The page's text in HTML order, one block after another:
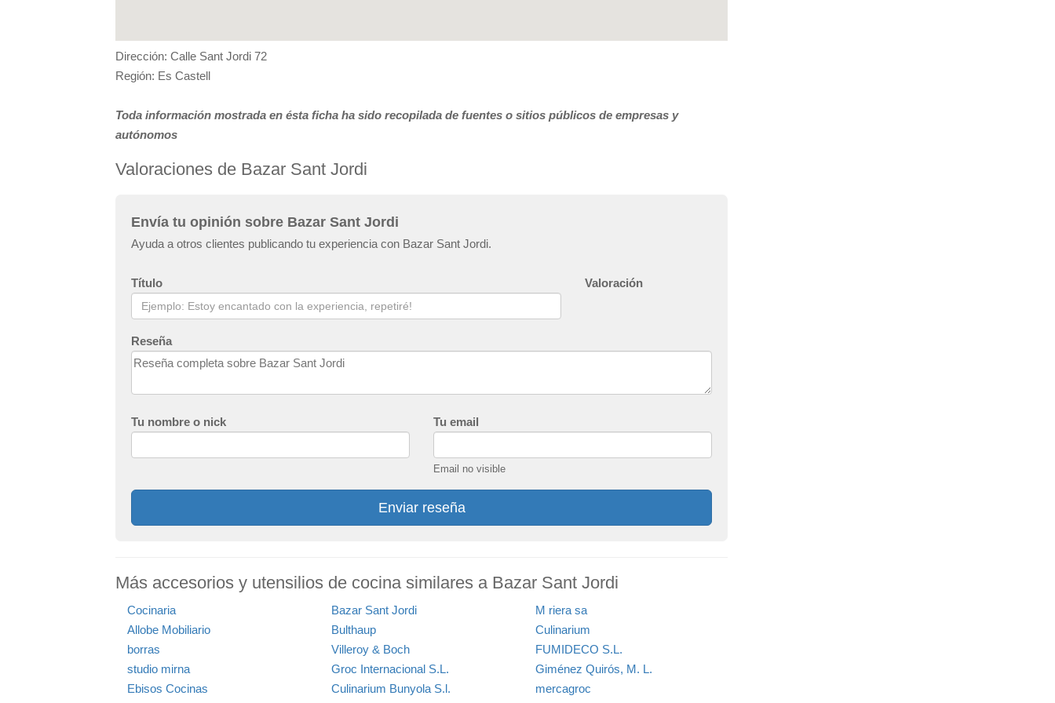
Dirección: Calle Sant Jordi 72
Región: Es Castell
Toda información mostrada en ésta ficha ha sido recopilada de fuentes o sitios públicos de empresas y
autónomos
Valoraciones de Bazar Sant Jordi
Envía tu opinión sobre Bazar Sant Jordi
Ayuda a otros clientes publicando tu experiencia con Bazar Sant Jordi.
Título Valoración
Reseña
Tu nombre o nick Tu email
Email no visible
Enviar reseña
Más accesorios y utensilios de cocina similares a Bazar Sant Jordi
Cocinaria Bazar Sant Jordi
M riera sa
Allobe Mobiliario
Bulthaup
Culinarium
borras
Villeroy & Boch
FUMIDECO S.L.
studio mirna
Groc Internacional S.L.
Giménez Quirós, M. L.
Ebisos Cocinas
Culinarium Bunyola S.l.
mercagroc